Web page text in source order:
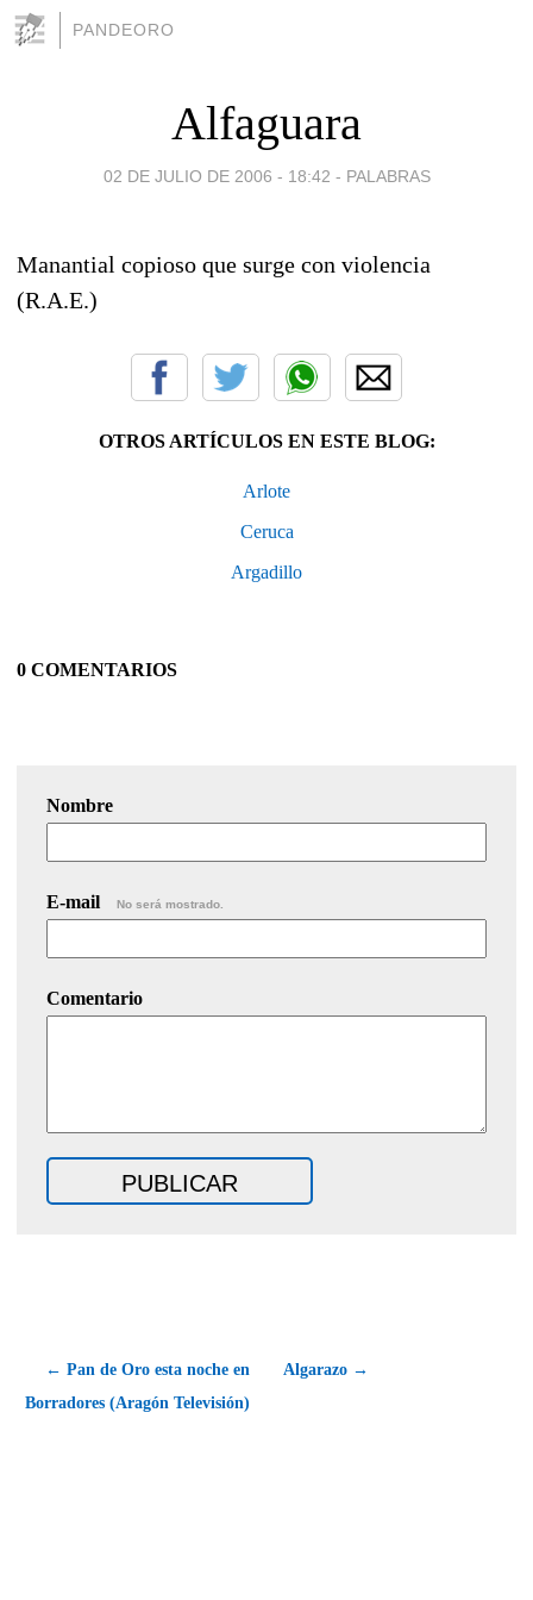
PANDEORO
Alfaguara
02 DE JULIO DE 2006 - 18:42 - PALABRAS
Manantial copioso que surge con violencia
(R.A.E.)
OTROS ARTÍCULOS EN ESTE BLOG:
Arlote
Ceruca
Argadillo
0 COMENTARIOS
Nombre
E-mail No será mostrado.
Comentario
← Pan de Oro esta noche en
Borradores (Aragón Televisión)
Algarazo →